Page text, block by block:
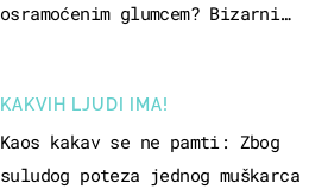
osramoćenim glumcem? Bizarni
KAKVIH LJUDI IMA!
Kaos kakav se ne pamti: Zbog
suludog poteza jednog muškarca